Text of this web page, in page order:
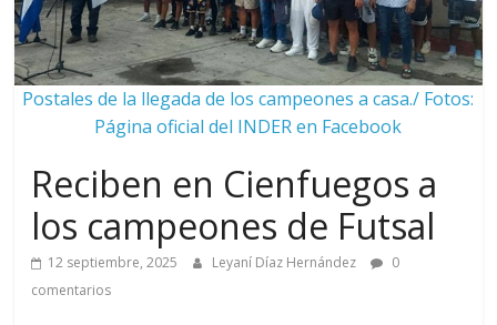
Postales de la llegada de los campeones a casa./ Fotos:
Página oficial del INDER en Facebook
Reciben en Cienfuegos a
los campeones de Futsal
12 septiembre, 2025 Leyaní Díaz Hernández
0
comentarios